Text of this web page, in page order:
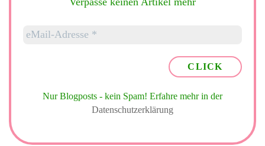
Nur Blogposts - kein Spam! Erfahre mehr in der
Datenschutzerklärung